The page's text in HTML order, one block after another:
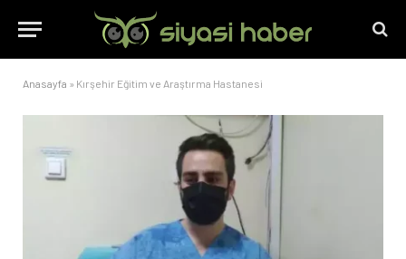
Anasayfa » Kırşehir Eğitim ve Araştırma Hastanesi